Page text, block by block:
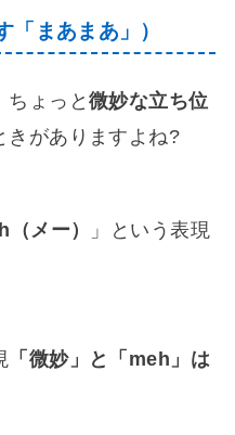
「まあまあ」）
ちょっと 微妙な立ち位
きがありますよね?
（メー）
」という表現
「微妙」と「meh」は